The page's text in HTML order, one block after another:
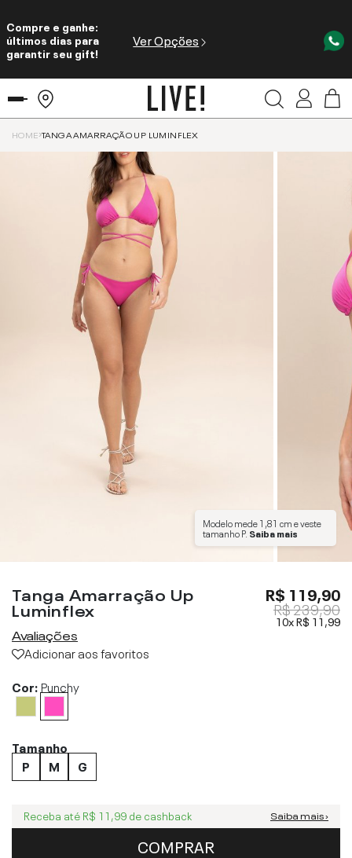
Compre e ganhe:
últimos dias para
garantir seu gift!
Ver Opções
HOME TANGA AMARRAÇÃO UP LUMINFLEX
Modelo mede1,81 cme veste
tamanhoP. Saiba mais
Tanga Amarração Up
Luminflex
Avaliações
Adicionar aos favoritos
R$ 119,90
R$ 239,90
10xR$ 11,99
Cor:Punchy
Tamanho
P
M G
Receba até R$ 11,99 de cashback Saiba mais ›
COMPRAR